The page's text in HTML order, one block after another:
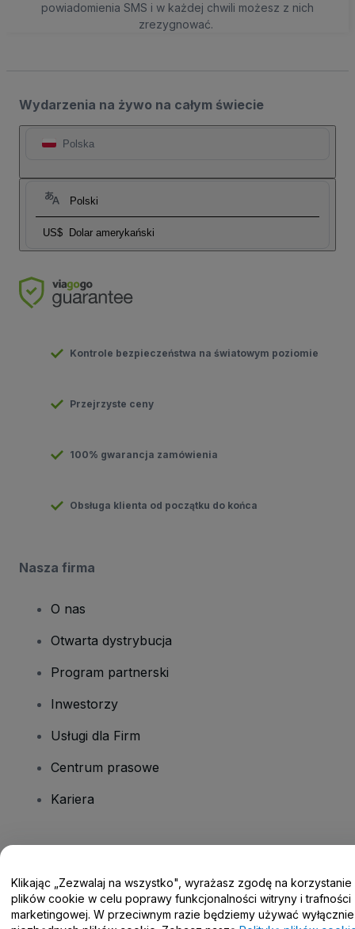
powiadomienia SMS i w każdej chwili możesz z nich
zrezygnować.
Wydarzenia na żywo na całym świecie
Polska
Polski
US$ Dolar amerykański
Kontrole bezpieczeństwa na światowym poziomie
Przejrzyste ceny
100% gwarancja zamówienia
Obsługa klienta od początku do końca
Nasza firma
O nas
Otwarta dystrybucja
Program partnerski
Inwestorzy
Usługi dla Firm
Centrum prasowe
Kariera
Centrum pomocy / Skontaktuj się z nami
Klikając „Zezwalaj na wszystko", wyrażasz zgodę na korzystanie
plików cookie w celu poprawy funkcjonalności witryny i trafności
marketingowej. W przeciwnym razie będziemy używać wyłącznie